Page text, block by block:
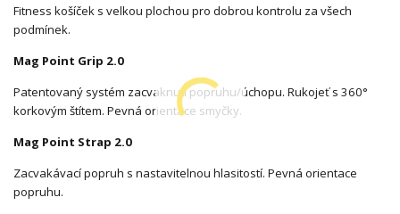
Fitness košíček s velkou plochou pro dobrou kontrolu za všech
podmínek.
Mag Point Grip 2.0
Patentovaný systém zacvaknutí popruhu/úchopu. Rukojeť s 360°
korkovým štítem. Pevná orientace smyčky.
Mag Point Strap 2.0
Zacvakávací popruh s nastavitelnou hlasitostí. Pevná orientace
popruhu.